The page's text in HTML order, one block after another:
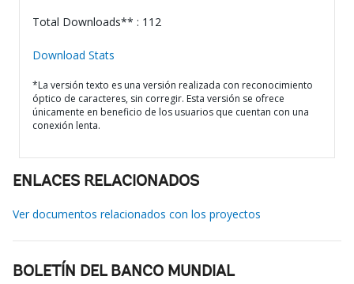
Total Downloads** : 112
Download Stats
*La versión texto es una versión realizada con reconocimiento
óptico de caracteres, sin corregir. Esta versión se ofrece
únicamente en beneficio de los usuarios que cuentan con una
conexión lenta.
ENLACES RELACIONADOS
Ver documentos relacionados con los proyectos
BOLETÍN DEL BANCO MUNDIAL